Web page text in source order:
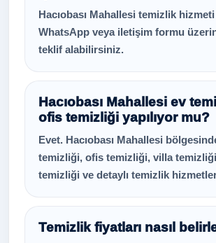
Hacıobası Mahallesi temizlik
WhatsApp veya iletişim formu
teklif alabilirsiniz.
Hacıobası Mahallesi ev
ofis temizliği yapılıyor mu?
Evet. Hacıobası Mahallesi
temizliği, ofis temizliği, villa
temizliği ve detaylı temizlik
Temizlik fiyatları nasıl